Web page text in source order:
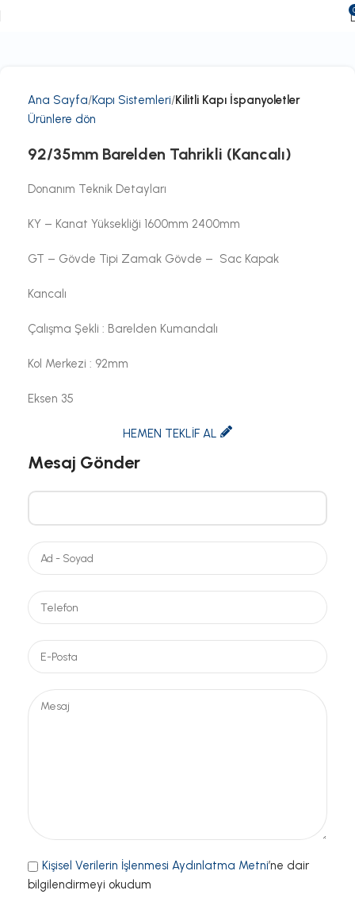
Ana Sayfa Kapı Sistemleri Kilitli Kapı İspanyoletler
Ürünlere dön
92/35mm Barelden Tahrikli (Kancalı)
Donanım Teknik Detayları
KY – Kanat Yüksekliği 1600mm 2400mm
GT – Gövde Tipi Zamak Gövde – Sac Kapak
Kancalı
Çalışma Şekli : Barelden Kumandalı
Kol Merkezi : 92mm
Eksen 35
HEMEN TEKLİF AL
Mesaj Gönder
Kişisel Verilerin İşlenmesi Aydınlatma Metni’ne dair
bilgilendirmeyi okudum